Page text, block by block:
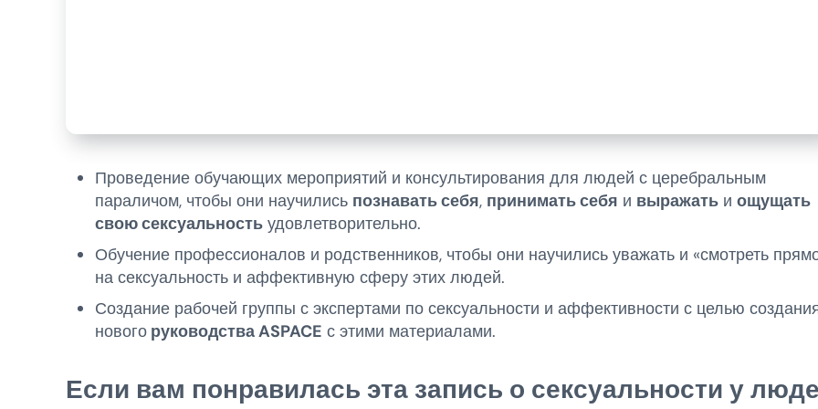
Проведение обучающих мероприятий и консультирования для людей с церебральным
параличом, чтобы они научились познавать себя, принимать себя и выражатьи ощущать
свою сексуальностьудовлетворительно.
Обучение профессионалов и родственников, чтобы они научились уважать и «смотреть
на сексуальность и аффективную сферу этих людей.
Создание рабочей группы с экспертами по сексуальности и аффективности с целью
новогоруководства ASPACE с этими материалами.
Если вам понравилась эта запись о сексуальности у